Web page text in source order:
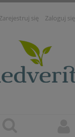
Zarejestruj się Zaloguj się